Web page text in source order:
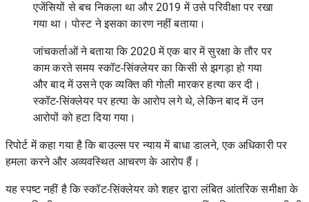
एजेंसियों से बच निकला था और 2019 में उसे परिवीक्षा पर रखा
गया था। पोस्ट ने इसका कारण नहीं बताया।
जांचकर्ताओं ने बताया कि 2020 में एक बार में सुरक्षा के तौर पर
काम करते समय स्कॉट-सिंक्लेयर का किसी से झगड़ा हो गया
और बाद में उसने एक व्यक्ति की गोली मारकर हत्या कर दी।
स्कॉट-सिंक्लेयर पर हत्या के आरोप लगे थे, लेकिन बाद में उन
आरोपों को हटा दिया गया।
रिपोर्ट में कहा गया है कि बाउल्स पर न्याय में बाधा डालने, एक अधिकारी पर
हमला करने और अव्यवस्थित आचरण के आरोप हैं।
यह स्पष्ट नहीं है कि स्कॉट-सिंक्लेयर को शहर द्वारा लंबित आंतरिक समीक्षा के